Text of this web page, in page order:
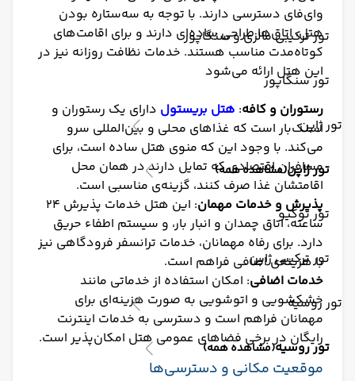
تور ترکیبی مالزی و سنگاپور
تور سنگاپور
تور ژاپن
تور ژاپن(مشاهده همه)
تور توکیو
تور ترکیبی ژاپن
تور روسیه
تور روسیه(مشاهده همه)
وای‌فای دسترسی دارند. با توجه به سه‌ستاره بودن
هتل، اتاق‌ها طراحی ساده‌ای دارند و برای اقامت‌های
کوتاه‌مدت مناسب هستند. خدمات نظافت روزانه نیز در
این هتل ارائه می‌شود​
رستوران و کافه: هتل بریستول دارای یک رستوران و
اسنک‌بار است که غذاهای محلی و بین‌المللی سرو
می‌کند. با وجود این که منوی هتل ساده است، برای
مسافران اقتصادی که تمایل دارند در همان محل
اقامتشان غذا صرف کنند، گزینه‌ی مناسبی است.
پذیرش و خدمات مهمان
: این هتل خدمات پذیرش ۲۴
ساعته، اتاق چمدان و انبار بار، و سیستم اطفاء حریق
دارد. برای رفاه مهمانان، خدمات ترانسفر فرودگاهی نیز
با هزینه‌ی اضافی فراهم است.
خدمات اضافی: امکان استفاده از خدماتی مانند
خشکشویی و اتوشویی به صورت هزینه‌ای برای
مهمانان فراهم است و دسترسی به خدمات اینترنت
رایگان در برخی فضاهای عمومی هتل امکان‌پذیر است.
موقعیت مکانی و دسترسی‌ها